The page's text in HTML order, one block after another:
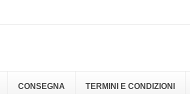
CONSEGNA TERMINI E CONDIZIONI